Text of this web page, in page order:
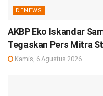
DENEWS
AKBP Eko Iskandar
Tegaskan Pers Mitra
Kamis, 6 Agustus 2026